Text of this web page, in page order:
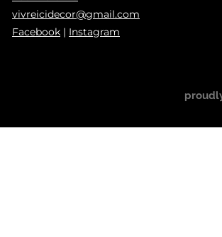
vivreicidecor@gmail.com
Facebook | Instagram